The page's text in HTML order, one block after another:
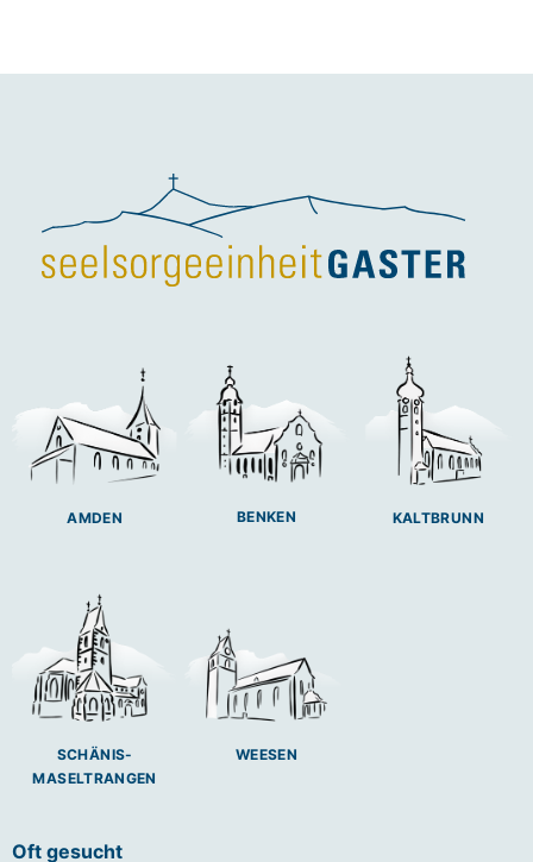
AMDEN BENKEN KALTBRUNN
SCHÄNIS-
MASELTRANGEN
WEESEN
Oft gesucht